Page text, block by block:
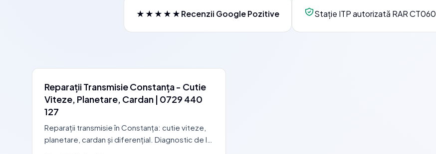
★★★★★Recenzii Google Pozitive Stație ITP autorizată RAR CT060
Reparații Transmisie Constanța - Cutie
Viteze, Planetare, Cardan | 0729 440
127
Reparații transmisie în Constanța: cutie viteze,
planetare, cardan și diferențial. Diagnostic de la